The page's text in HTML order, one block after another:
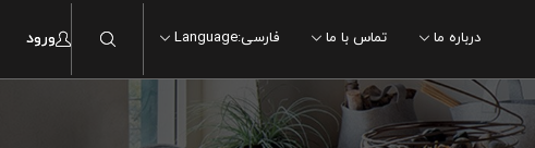
درباره ما تماس با ما فارسی:
Language ورود
ماربل